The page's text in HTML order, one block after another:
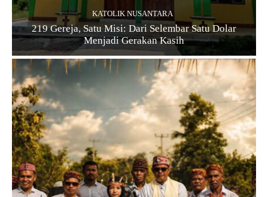
KATOLIK NUSANTARA
219 Gereja, Satu Misi: Dari Selembar Satu Dolar
Menjadi Gerakan Kasih